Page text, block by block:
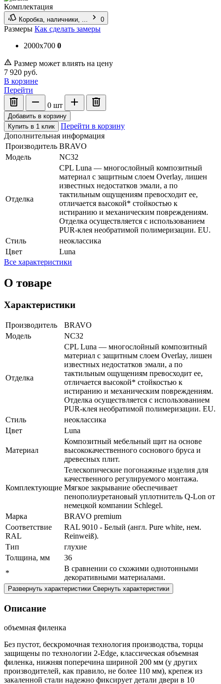
Комплектация
Коробка, наличники, ... 0
Размеры Как сделать замеры
2000x700 0
Размер может влиять на цену
7 920 руб.
В корзине
Перейти
0 шт
Добавить в корзину
Купить в 1 клик
Перейти в корзину
Дополнительная информация
Производитель BRAVO
Модель
NC32
Отделка
CPL Luna — многослойный композитный
материал c защитным слоем Overlay, лишен
известных недостатков эмали, а по
тактильным ощущениям превосходит ее,
отличается высокой* стойкостью к
истиранию и механическим повреждениям.
Отделка осуществляется с использованием
PUR-клея необратимой полимеризации. EU.
Стиль
неоклассика
Цвет
Luna
Все характеристики
О товаре
Характеристики
Производитель
BRAVO
Модель
NC32
Отделка
CPL Luna — многослойный композитный
материал c защитным слоем Overlay, лишен
известных недостатков эмали, а по
тактильным ощущениям превосходит ее,
отличается высокой* стойкостью к
истиранию и механическим повреждениям.
Отделка осуществляется с использованием
PUR-клея необратимой полимеризации. EU.
Стиль
неоклассика
Цвет
Luna
Материал
Композитный мебельный щит на основе
высококачественного соснового бруса и
древесных плит.
Комплектующие
Телескопические погонажные изделия для
качественного регулируемого монтажа.
Мягкое закрывание обеспечивает
пенополиуретановый уплотнитель Q-Lon от
немецкой компании Schlegel.
Марка
BRAVO premium
Соответствие
RAL
RAL 9010 - Белый (англ. Pure white, нем.
Reinweiß).
Тип
глухие
Толщина, мм
36
*
В сравнении со схожими однотонными
декоративными материалами.
Развернуть характеристики Свернуть характеристики
Описание
объемная филенка
Без пустот, бескромочная технология производства, торцы
защищены по технологии 2-Edge, классическая объемная
филенка, нижняя поперечина шириной 200 мм (у других
производителей, как правило, не более 110 мм), крепеж из
закаленной стали надежно фиксирует детали двери в 10